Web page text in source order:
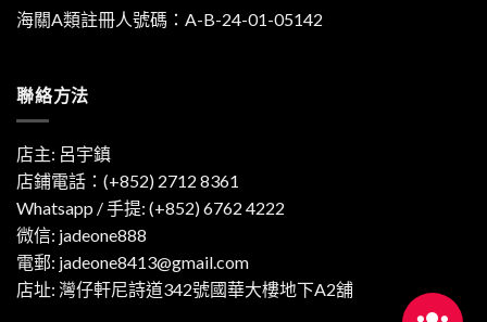
海關A類註冊人號碼：A-B-24-01-05142
聯絡方法
店主: 呂宇鎮
店鋪電話：(+852) 2712 8361
Whatsapp / 手提: (+852) 6762 4222
微信: jadeone888
電郵: jadeone8413@gmail.com
店址: 灣仔軒尼詩道342號國華大樓地下A2舖